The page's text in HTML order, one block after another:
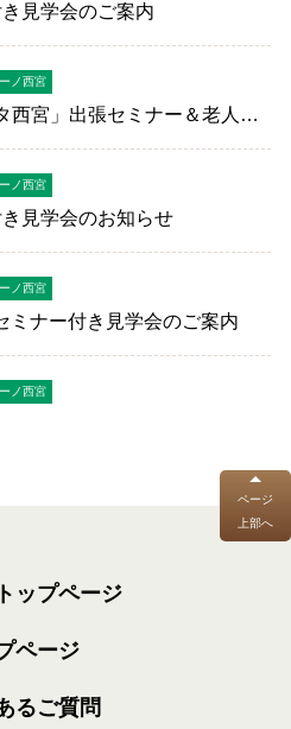
見学会のご案内
ノ西宮
西宮」出張セミナー＆老人ホ
ノ西宮
見学会のお知らせ
ノ西宮
ナー付き見学会のご案内
ノ西宮
ページ
上部へ
ップページ
ページ
るご質問